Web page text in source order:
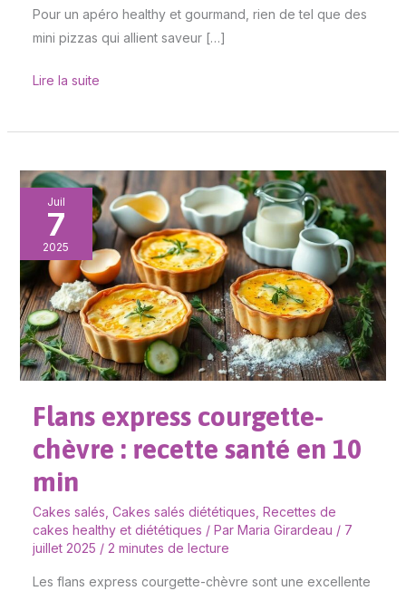
Pour un apéro healthy et gourmand, rien de tel que des
mini pizzas qui allient saveur […]
Lire la suite
Juil
7
2025
Flans express courgette-
chèvre : recette santé en 10
min
Cakes salés Cakes salés diététiques Recettes de
cakes healthy et diététiques / Par Maria Girardeau / 7
juillet 2025 / 2 minutes de lecture
Les flans express courgette-chèvre sont une excellente
Flans
express
courgette-
chèvre
:
recette
santé
en
min